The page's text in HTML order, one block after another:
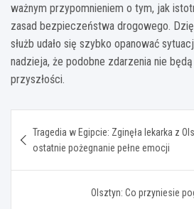
ważnym przypomnieniem o tym, jak
zasad bezpieczeństwa drogowego.
służb udało się szybko opanować
nadzieja, że podobne zdarzenia nie
przyszłości.
wpisu
Tragedia w Egipcie: Zginęła lekarka z
ostatnie pożegnanie pełne emocji
Olsztyn: Co przyniesie